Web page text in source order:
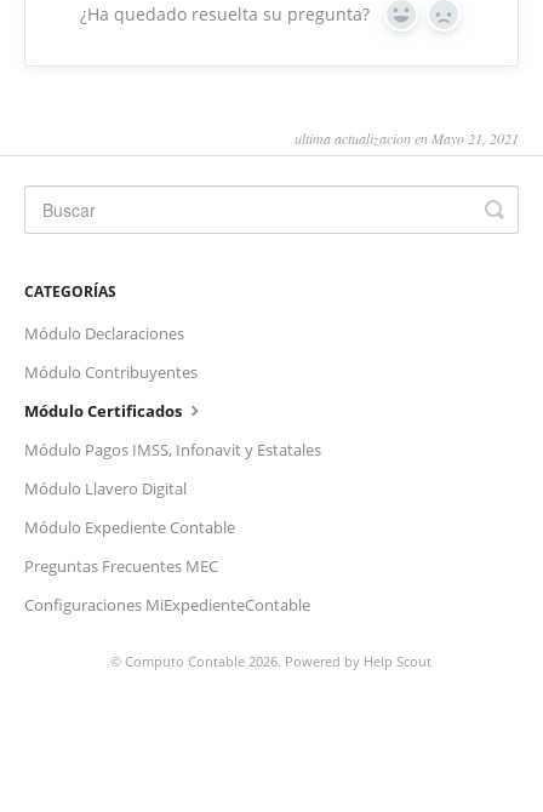
¿Ha quedado resuelta su pregunta? Yes No
ultima actualizacion en Mayo 21, 2021
CATEGORÍAS
Módulo Declaraciones
Módulo Contribuyentes
Módulo Certificados
Módulo Pagos IMSS, Infonavit y Estatales
Módulo Llavero Digital
Módulo Expediente Contable
Preguntas Frecuentes MEC
Configuraciones MiExpedienteContable
©Computo Contable 2026. Powered by Help Scout